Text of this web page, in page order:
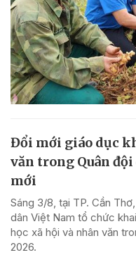
Đổi mới giáo dục
văn trong Quân
mới
Sáng 3/8, tại TP. Cần
dân Việt Nam tổ chức
học xã hội và nhân văn
2026.